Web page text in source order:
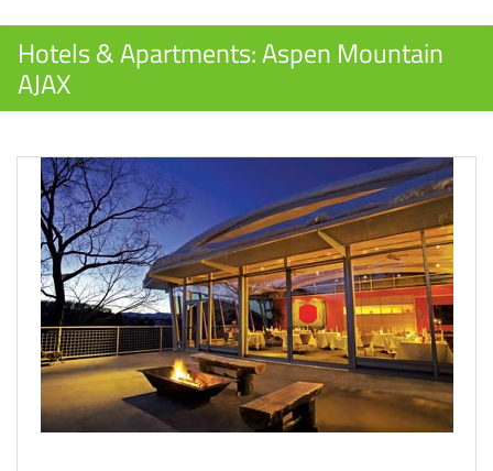
Hotels & Apartments: Aspen Mountain
AJAX